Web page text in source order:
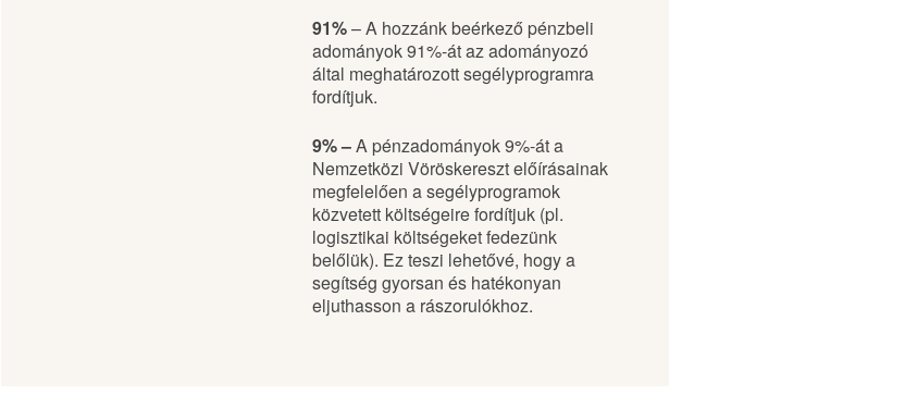
91%– A hozzánk beérkező pénzbeli
adományok 91%-át az adományozó
által meghatározott segélyprogramra
fordítjuk.
9% –A pénzadományok 9%-át a
Nemzetközi Vöröskereszt előírásainak
megfelelően a segélyprogramok
közvetett költségeire fordítjuk (pl.
logisztikai költségeket fedezünk
belőlük). Ez teszi lehetővé, hogy a
segítség gyorsan és hatékonyan
eljuthasson a rászorulókhoz.